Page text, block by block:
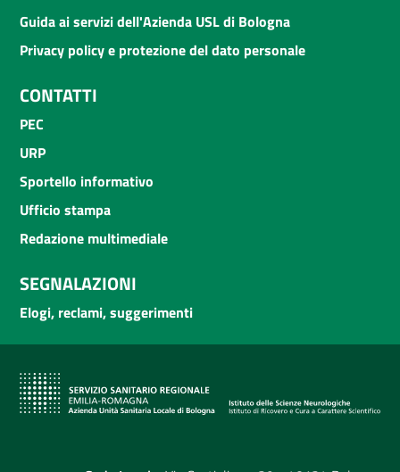
Guida ai servizi dell'Azienda USL di Bologna
Privacy policy e protezione del dato personale
CONTATTI
PEC
URP
Sportello informativo
Ufficio stampa
Redazione multimediale
SEGNALAZIONI
Elogi, reclami, suggerimenti